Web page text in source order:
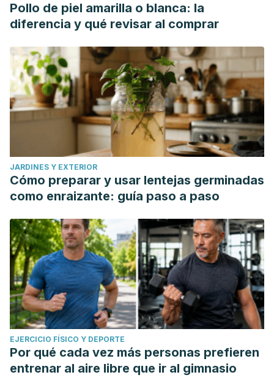
Pollo de piel amarilla o blanca: la
diferencia y qué revisar al comprar
JARDINES Y EXTERIOR
Cómo preparar y usar lentejas germinadas
como enraizante: guía paso a paso
EJERCICIO FÍSICO Y DEPORTE
Por qué cada vez más personas prefieren
entrenar al aire libre que ir al gimnasio